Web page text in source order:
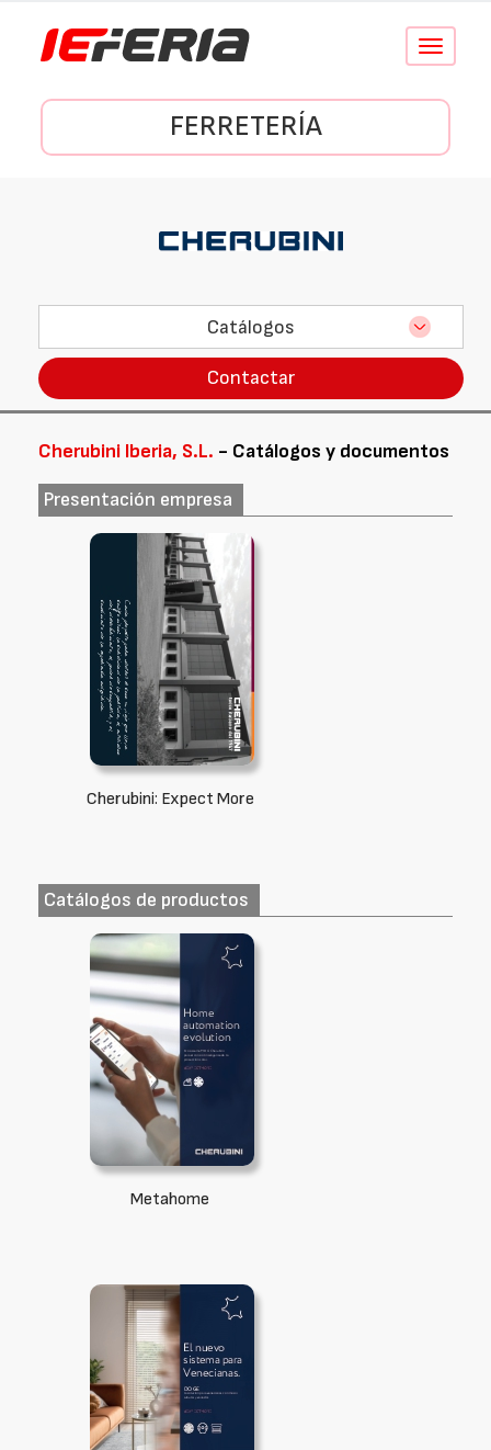
Conmutar
FERRETERÍA
Catálogos
Contactar
Cherubini Iberia, S.L. - Catálogos y documentos
Presentación empresa
Cherubini: Expect More
Catálogos de productos
Metahome